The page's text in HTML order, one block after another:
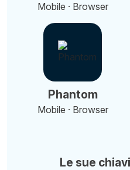
Mobile · Browser
Phantom
Mobile · Browser
Le sue